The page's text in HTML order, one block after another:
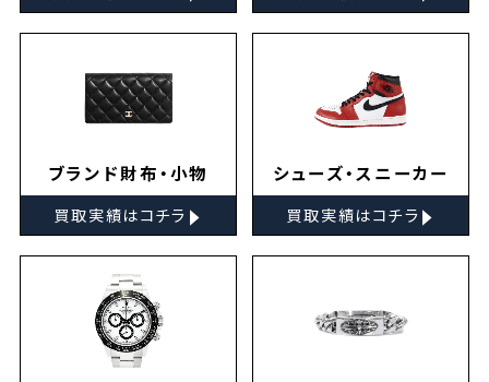
ブランド財布・小物
買取実績はコチラ ▸
シューズ・スニーカー
買取実績はコチラ ▸